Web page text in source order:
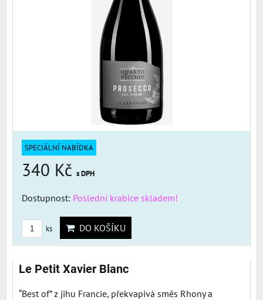
SPECIÁLNÍ NABÍDKA
340 Kč s DPH
Dostupnost: Poslední krabice skladem!
ks DO KOŠÍKU
Le Petit Xavier Blanc
“Best of” z jihu Francie, překvapivá směs Rhony a